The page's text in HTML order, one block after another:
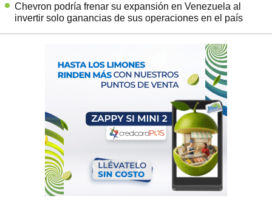
Chevron podría frenar su expansión en Venezuela al
invertir solo ganancias de sus operaciones en el país